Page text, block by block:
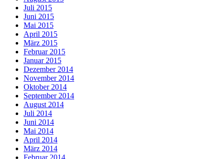
Juli 2015
Juni 2015
Mai 2015
April 2015
März 2015
Februar 2015
Januar 2015
Dezember 2014
November 2014
Oktober 2014
September 2014
August 2014
Juli 2014
Juni 2014
Mai 2014
April 2014
März 2014
Februar 2014